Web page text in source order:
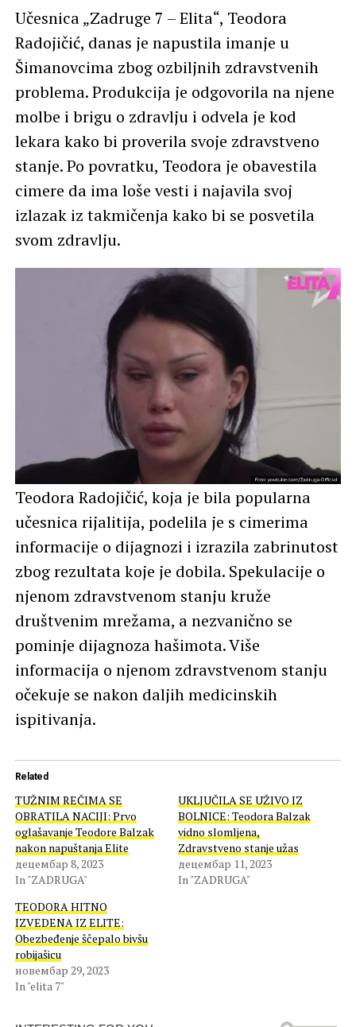
Učesnica „Zadruge 7 – Elita“, Teodora
Radojičić, danas je napustila imanje u
Šimanovcima zbog ozbiljnih zdravstvenih
problema. Produkcija je odgovorila na njene
molbe i brigu o zdravlju i odvela je kod
lekara kako bi proverila svoje zdravstveno
stanje. Po povratku, Teodora je obavestila
cimere da ima loše vesti i najavila svoj
izlazak iz takmičenja kako bi se posvetila
svom zdravlju.
Teodora Radojičić, koja je bila popularna
učesnica rijalitija, podelila je s cimerima
informacije o dijagnozi i izrazila zabrinutost
zbog rezultata koje je dobila. Spekulacije o
njenom zdravstvenom stanju kruže
društvenim mrežama, a nezvanično se
pominje dijagnoza hašimota. Više
informacija o njenom zdravstvenom stanju
očekuje se nakon daljih medicinskih
ispitivanja.
Related
TUŽNIM REČIMA SE
OBRATILA NACIJI: Prvo
oglašavanje Teodore Balzak
nakon napuštanja Elite
децембар 8, 2023
In "ZADRUGA"
UKLJUČILA SE UŽIVO IZ
BOLNICE: Teodora Balzak
vidno slomljena,
Zdravstveno stanje užas
децембар 11, 2023
In "ZADRUGA"
TEODORA HITNO
IZVEDENA IZ ELITE:
Obezbeđenje ščepalo bivšu
robijašicu
новембар 29, 2023
In "elita 7"